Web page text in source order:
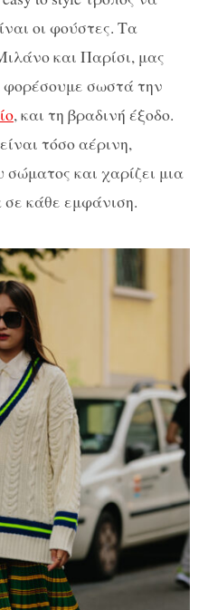
οι φούστες. Τα
και Παρίσι, μας
σωστά την
, και τη βραδινή έξοδο.
τόσο αέρινη,
σώματος και χαρίζει μια
κάθε εμφάνιση.